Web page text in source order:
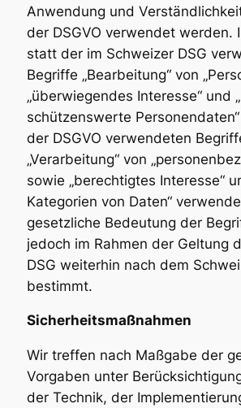
Anwendung und
der DSGVO verwendet werden.
statt der im Schweizer DSG
Begriffe „Bearbeitung“ von
„überwiegendes Interesse“ und
schützenswerte
der DSGVO verwendeten
„Verarbeitung“ von
sowie „berechtigtes Interesse“
Kategorien von Daten“
gesetzliche Bedeutung der
jedoch im Rahmen der Geltung
DSG weiterhin nach dem
bestimmt.
Sicherheitsmaßnahmen
Wir treffen nach Maßgabe der
Vorgaben unter
der Technik, der